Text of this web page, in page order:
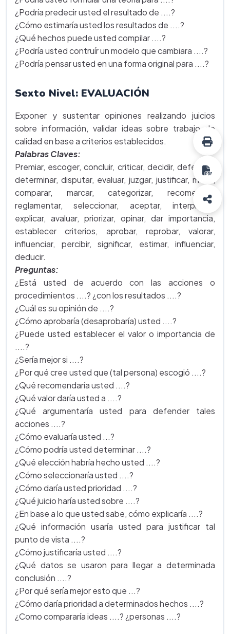
¿Podría predecir usted el resultado de ....?
¿Cómo estimaría usted los resultados de ....?
¿Qué hechos puede usted compilar ....?
¿Podría usted contruír un modelo que cambiara ....?
¿Podría pensar usted en una forma original para ....?
Sexto Nivel: EVALUACIÓN
Exponer y sustentar opiniones realizando juicios
sobre información, validar ideas sobre trabajo de
calidad en base a criterios establecidos.
Palabras Claves:
Premiar, escoger, concluir, criticar, decidir, defender,
determinar, disputar, evaluar, juzgar, justificar, medir,
comparar, marcar, categorizar, recomendar,
reglamentar, seleccionar, aceptar, interpretar,
explicar, avaluar, priorizar, opinar, dar importancia,
establecer criterios, aprobar, reprobar, valorar,
influenciar, percibir, significar, estimar, influenciar,
deducir.
Preguntas:
¿Está usted de acuerdo con las acciones o
procedimientos ....? ¿con los resultados ....?
¿Cuál es su opinión de ....?
¿Cómo aprobaría (desaprobaría) usted ....?
¿Puede usted establecer el valor o importancia de
....?
¿Sería mejor si ....?
¿Por qué cree usted que (tal persona) escogió ....?
¿Qué recomendaría usted ....?
¿Qué valor daría usted a ....?
¿Qué argumentaría usted para defender tales
acciones ....?
¿Cómo evaluaría usted ...?
¿Cómo podría usted determinar ....?
¿Qué elección habría hecho usted ....?
¿Cómo seleccionaría usted ....?
¿Cómo daría usted prioridad ....?
¿Qué juicio haría usted sobre ....?
¿En base a lo que usted sabe, cómo explicaría ....?
¿Qué información usaría usted para justificar tal
punto de vista ....?
¿Cómo justificaría usted ....?
¿Qué datos se usaron para llegar a determinada
conclusión ....?
¿Por qué sería mejor esto que ...?
¿Cómo daría prioridad a determinados hechos ....?
¿Como compararía ideas ....? ¿personas ....?